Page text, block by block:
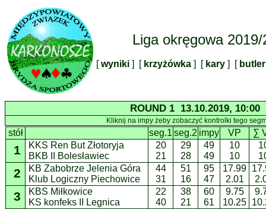
Liga okręgowa 2019/
[wyniki ] [krzyżówka ] [kary ] [
ROUND 1 13.10.2019, 10:00
Kliknij na impy żeby zobaczyć kontrolki tego
stół seg.1 seg.2 impy VP ∑
1
KKS Ren But Złotoryja
BKB II Bolesławiec
20
21
29
28
49
49
10
10
2
KB Zabobrze Jelenia Góra
Klub Logiczny Piechowice
44
31
51
16
95
47
17.99
2.01
3
KBS Miłkowice
KS konfeks II Legnica
22
40
38
21
60
61
9.75
10.25